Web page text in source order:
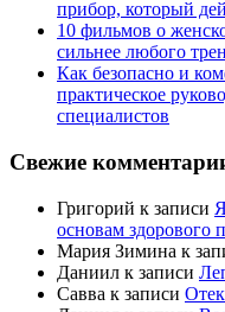
прибор, который
10 фильмов о
сильнее любого
Как безопасно и
практическое
специалистов
Свежие
Григорий к записи
основам здорового
Мария Зимина к
Даниил к записи
Савва к записи